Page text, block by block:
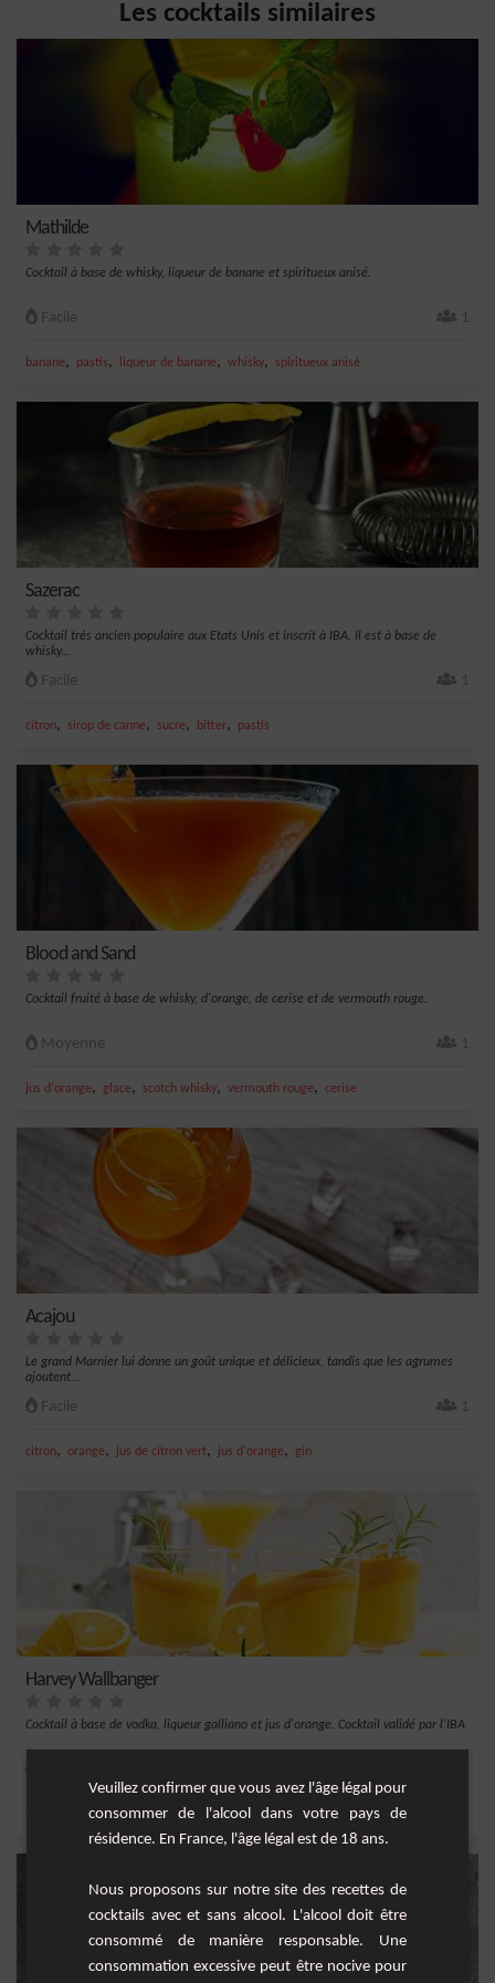
Les cocktails similaires
Mathilde
Cocktail à base de whisky, liqueur de banane et spiritueux anisé.
Facile 1
banane, pastis, liqueur de banane, whisky, spiritueux anisé
Sazerac
Cocktail très ancien populaire aux Etats Unis et inscrit à IBA. Il est à base de
whisky...
Facile 1
citron, sirop de canne, sucre, bitter, pastis
Blood and Sand
Cocktail fruité à base de whisky, d'orange, de cerise et de vermouth rouge.
Moyenne 1
jus d'orange, glace, scotch whisky, vermouth rouge, cerise
Acajou
Le grand Marnier lui donne un goût unique et délicieux, tandis que les agrumes
ajoutent...
Facile 1
citron, orange, jus de citron vert, jus d'orange, gin
Harvey Wallbanger
Cocktail à base de vodka, liqueur galliano et jus d'orange. Cocktail validé par l'IBA
vodka,jus d'orange,liqueur galliano,Liqueur
Veuillez confirmer que vous avez l'âge légal pour
consommer de l'alcool dans votre pays de
résidence. En France, l'âge légal est de 18 ans.
Nous proposons sur notre site des recettes de
cocktails avec et sans alcool. L'alcool doit être
consommé de manière responsable. Une
consommation excessive peut être nocive pour